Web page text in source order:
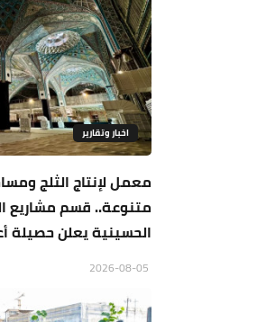
اخبار وتقارير
معمل لإنتاج الثلج
متنوعة.. قسم مشاريع
الحسينية يعلن حصيلة